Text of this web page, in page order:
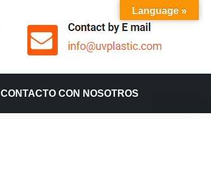
CONTACTO CON NOSOTROS
Language »